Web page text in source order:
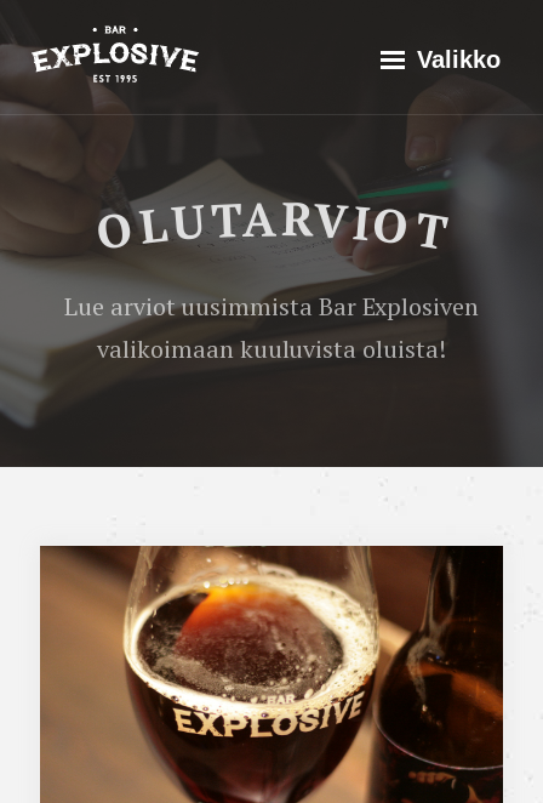
suoraan
sisältöön
Explosive Bar Valikko
Historia
Valikoima
Yhteistyössä
Ota yhteyttä
Maistila
Doppelgänger
French
Oak
American
Ale
OLUTARVIOT
Lue arviot uusimmista Bar Explosiven
valikoimaan kuuluvista oluista!